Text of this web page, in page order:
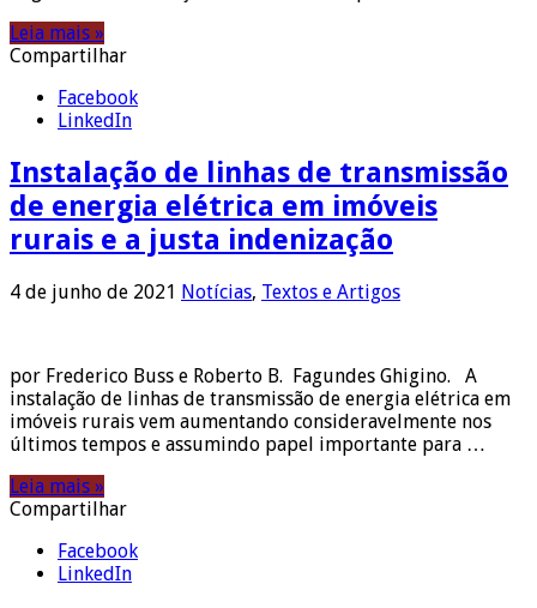
Leia mais »
Compartilhar
Facebook
LinkedIn
Instalação de linhas de transmissão
de energia elétrica em imóveis
rurais e a justa indenização
4 de junho de 2021 Notícias, Textos e Artigos
por Frederico Buss e Roberto B. Fagundes Ghigino. A
instalação de linhas de transmissão de energia elétrica em
imóveis rurais vem aumentando consideravelmente nos
últimos tempos e assumindo papel importante para …
Leia mais »
Compartilhar
Facebook
LinkedIn